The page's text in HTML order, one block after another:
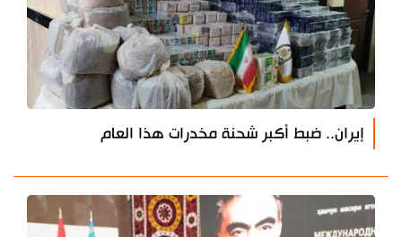
إيران.. ضبط أكبر شحنة مخدرات هذا العام